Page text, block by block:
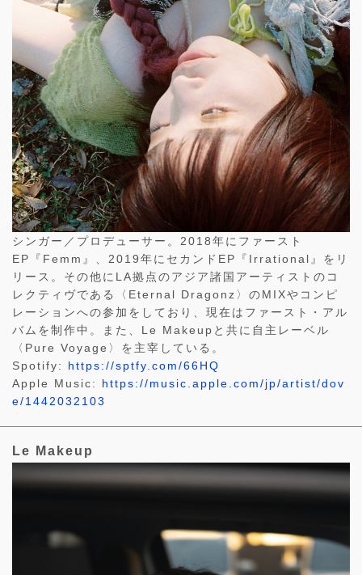
シンガー／プロデューサー。2018年にファースト
EP『Femm』、2019年にセカンドEP『Irrational』をリ
リース。その他にLA拠点のアジア諸国アーティストのコ
レクティヴである〈Eternal Dragonz〉のMIXやコンピ
レーションへの参加をしており、現在はファースト・アル
バムを制作中。また、Le Makeupと共に自主レーベル
〈Pure Voyage〉を主宰している。
Spotify: https://sptfy.com/66HQ
Apple Music: https://music.apple.com/jp/artist/dov
e/1442032103
Le Makeup